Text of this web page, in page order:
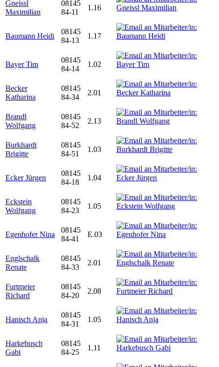
Gneissl
Maximilian
08145
84-11
1.16
Baumann Heidi
08145
84-13
1.17
Bayer Tim
08145
84-14
1.02
Becker
Katharina
08145
84-34
2.01
Brandl
Wolfgang
08145
84-52
2.13
Burkhardt
Brigitte
08145
84-51
1.03
Ecker Jürgen
08145
84-18
1.04
Eckstein
Wolfgang
08145
84-23
1.05
Egenhofer Nina
08145
84-41
E.03
Englschalk
Renate
08145
84-33
2.01
Furtmeier
Richard
08145
84-20
2.08
Hanisch Anja
08145
84-31
1.05
Harkebusch
Gabi
08145
84-25
1.11